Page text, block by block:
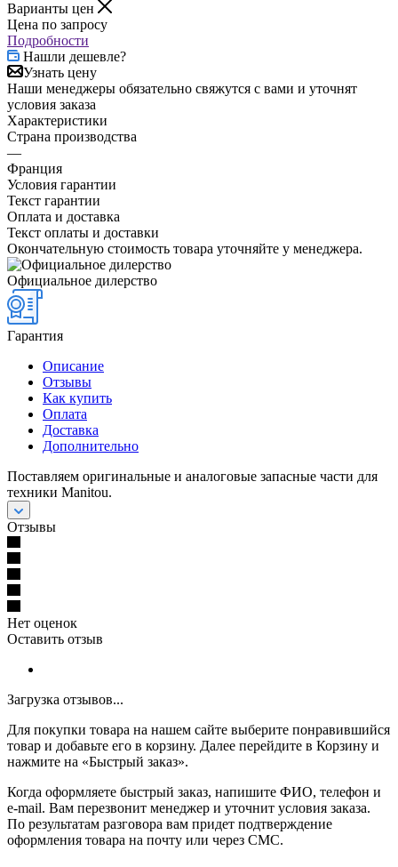
Варианты цен
Цена по запросу
Подробности
Нашли дешевле?
Узнать цену
Наши менеджеры обязательно свяжутся с вами и уточнят
условия заказа
Характеристики
Страна производства
—
Франция
Условия гарантии
Текст гарантии
Оплата и доставка
Текст оплаты и доставки
Окончательную стоимость товара уточняйте у менеджера.
Официальное дилерство
Гарантия
Описание
Отзывы
Как купить
Оплата
Доставка
Дополнительно
Поставляем оригинальные и аналоговые запасные части для
техники Manitou.
Отзывы
Нет оценок
Оставить отзыв
Загрузка отзывов...
Для покупки товара на нашем сайте выберите понравившийся
товар и добавьте его в корзину. Далее перейдите в Корзину и
нажмите на «Быстрый заказ».
Когда оформляете быстрый заказ, напишите ФИО, телефон и
e-mail. Вам перезвонит менеджер и уточнит условия заказа.
По результатам разговора вам придет подтверждение
оформления товара на почту или через СМС.